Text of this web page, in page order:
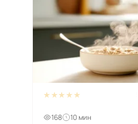
★★★★★
168 10 мин